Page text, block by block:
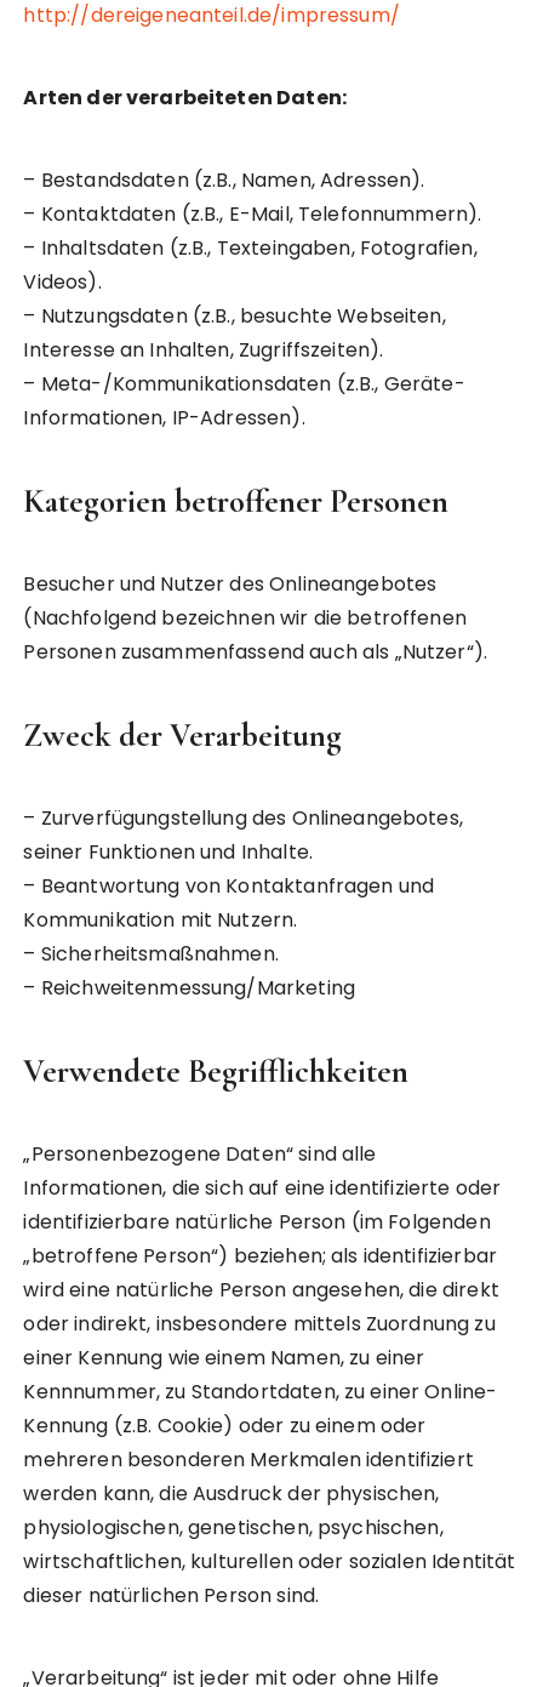
http://dereigeneanteil.de/impressum/
Arten der verarbeiteten Daten:
– Bestandsdaten (z.B., Namen, Adressen).
– Kontaktdaten (z.B., E-Mail, Telefonnummern).
– Inhaltsdaten (z.B., Texteingaben, Fotografien,
Videos).
– Nutzungsdaten (z.B., besuchte Webseiten,
Interesse an Inhalten, Zugriffszeiten).
– Meta-/Kommunikationsdaten (z.B., Geräte-
Informationen, IP-Adressen).
Kategorien betroffener Personen
Besucher und Nutzer des Onlineangebotes
(Nachfolgend bezeichnen wir die betroffenen
Personen zusammenfassend auch als „Nutzer“).
Zweck der Verarbeitung
– Zurverfügungstellung des Onlineangebotes,
seiner Funktionen und Inhalte.
– Beantwortung von Kontaktanfragen und
Kommunikation mit Nutzern.
– Sicherheitsmaßnahmen.
– Reichweitenmessung/Marketing
Verwendete Begrifflichkeiten
„Personenbezogene Daten“ sind alle
Informationen, die sich auf eine identifizierte oder
identifizierbare natürliche Person (im Folgenden
„betroffene Person“) beziehen; als identifizierbar
wird eine natürliche Person angesehen, die direkt
oder indirekt, insbesondere mittels Zuordnung zu
einer Kennung wie einem Namen, zu einer
Kennnummer, zu Standortdaten, zu einer Online-
Kennung (z.B. Cookie) oder zu einem oder
mehreren besonderen Merkmalen identifiziert
werden kann, die Ausdruck der physischen,
physiologischen, genetischen, psychischen,
wirtschaftlichen, kulturellen oder sozialen Identität
dieser natürlichen Person sind.
„Verarbeitung“ ist jeder mit oder ohne Hilfe